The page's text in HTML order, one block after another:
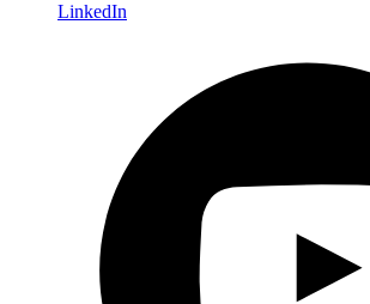
LinkedIn